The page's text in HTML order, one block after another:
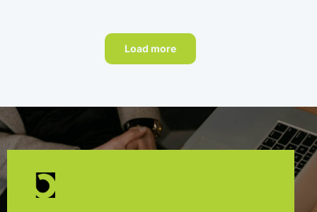
Load more